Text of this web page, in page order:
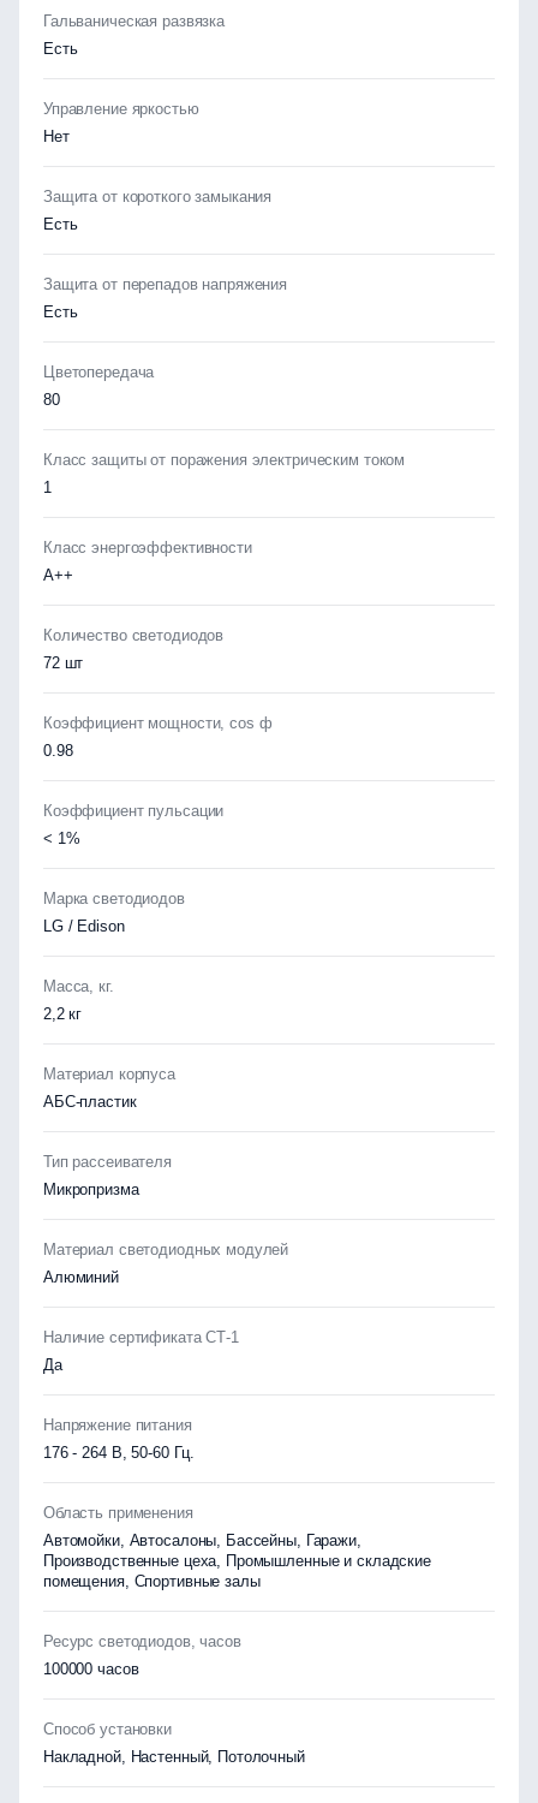
Гальваническая развязка
Есть
Управление яркостью
Нет
Защита от короткого замыкания
Есть
Защита от перепадов напряжения
Есть
Цветопередача
80
Класс защиты от поражения электрическим током
1
Класс энергоэффективности
А++
Количество светодиодов
72 шт
Коэффициент мощности, cos ф
0.98
Коэффициент пульсации
< 1%
Марка светодиодов
LG / Edison
Масса, кг.
2,2 кг
Материал корпуса
АБС-пластик
Тип рассеивателя
Микропризма
Материал светодиодных модулей
Алюминий
Наличие сертификата СТ-1
Да
Напряжение питания
176 - 264 В, 50-60 Гц.
Область применения
Автомойки, Автосалоны, Бассейны, Гаражи,
Производственные цеха, Промышленные и складские
помещения, Спортивные залы
Ресурс светодиодов, часов
100000 часов
Способ установки
Накладной, Настенный, Потолочный